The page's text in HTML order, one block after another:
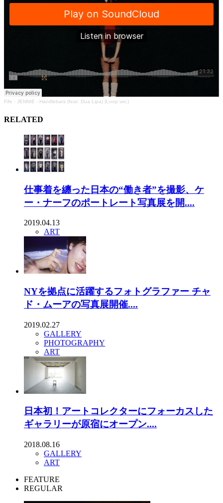
Fife · JENNIE - Handlebars (feat. Dua Lipa) (Loop ver.)
RELATED
仕事着を纏った日本の“働き者”を撮影、ケ
ー・ナーフのポートレート写真展を開....
2019.04.13
ART
NYを拠点に活躍するフォトグラファー チャ
ド・ムーアの写真展開催....
2019.02.27
GALLERY
PHOTOGRAPHY
ART
日本初！アートコレクターにフォーカスした
ギャラリーが原宿にオープン....
2018.08.16
GALLERY
ART
FEATURE
REGULAR